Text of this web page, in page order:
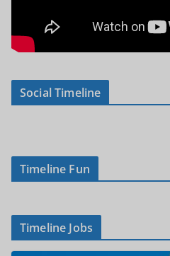
Social Timeline
Timeline Fun
Timeline Jobs